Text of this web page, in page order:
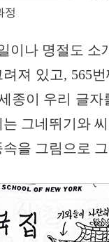
정
이나 명절도
져 있고, 565
종이 우리 글
그네뛰기와
을 그림으로